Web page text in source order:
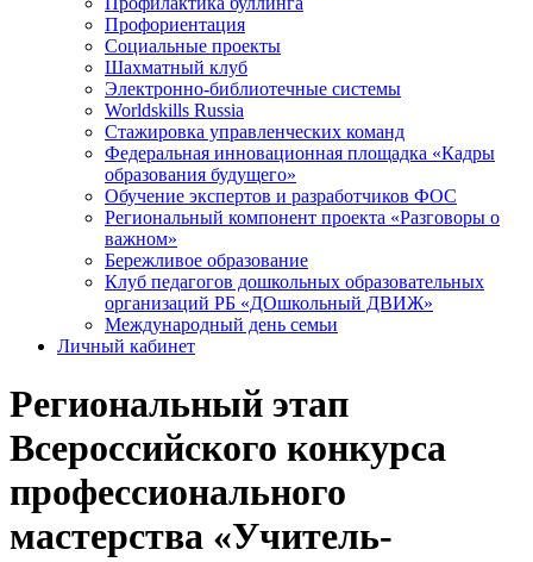
Профориентация
Социальные проекты
Шахматный клуб
Электронно-библиотечные системы
Worldskills Russia
Стажировка управленческих команд
Федеральная инновационная площадка «Кадры
образования будущего»
Обучение экспертов и разработчиков ФОС
Региональный компонент проекта «Разговоры о
важном»
Бережливое образование
Клуб педагогов дошкольных образовательных
организаций РБ «ДОшкольный ДВИЖ»
Международный день семьи
Личный кабинет
Региональный этап
Всероссийского конкурса
профессионального
мастерства «Учитель-